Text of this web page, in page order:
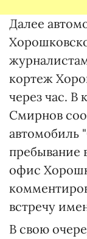
Далее
кортеж
через час.
Смирнов
автомобиль
пребывание
офис
встречу
В свою